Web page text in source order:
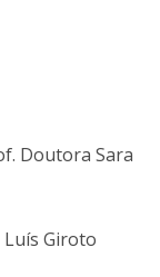
Doutora Sara
Luís Giroto